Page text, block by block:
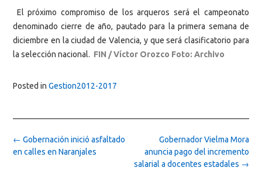
El próximo compromiso de los arqueros será el campeonato
denominado cierre de año, pautado para la primera semana de
diciembre en la ciudad de Valencia, y que será clasificatorio para
la selección nacional. FIN / Víctor Orozco Foto: Archivo
Posted in Gestion2012-2017
Post
navigation
Gobernador Vielma Mora
anuncia pago del incremento
salarial a docentes estadales →
← Gobernación inició asfaltado
en calles en Naranjales